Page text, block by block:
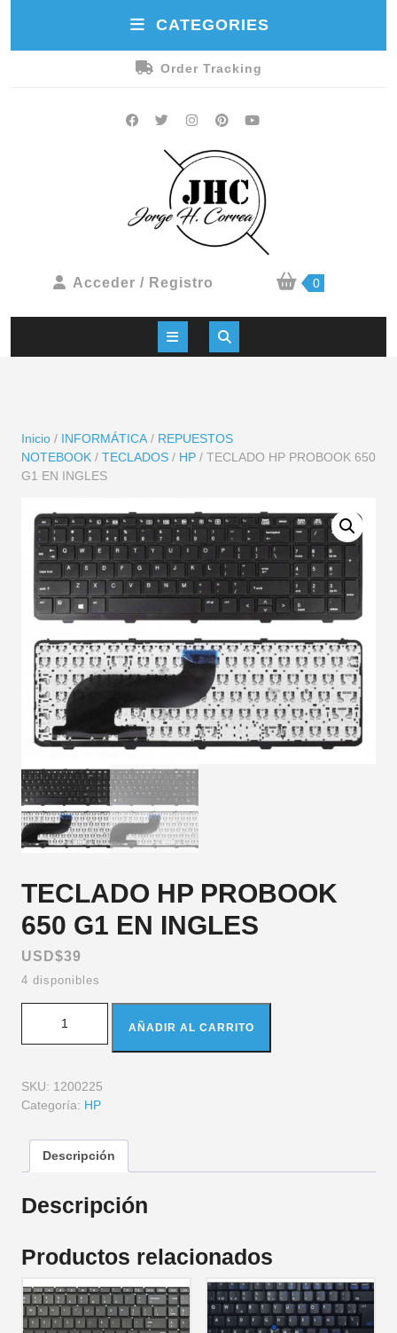
CATEGORIES
Order Tracking
Acceder / Registro 0
Inicio / INFORMÁTICA / REPUESTOS
NOTEBOOK / TECLADOS / HP / TECLADO HP PROBOOK 650
G1 EN INGLES
TECLADO HP PROBOOK
650 G1 EN INGLES
USD$39
4 disponibles
AÑADIR AL CARRITO
SKU: 1200225
Categoría: HP
Descripción
Descripción
Productos relacionados